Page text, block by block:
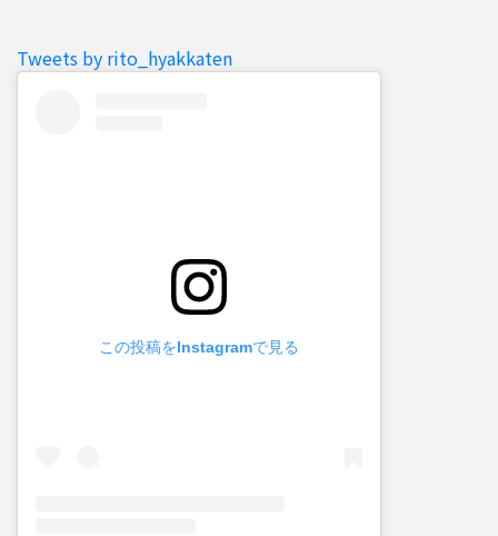
Tweets by rito_hyakkaten
この投稿をInstagramで見る